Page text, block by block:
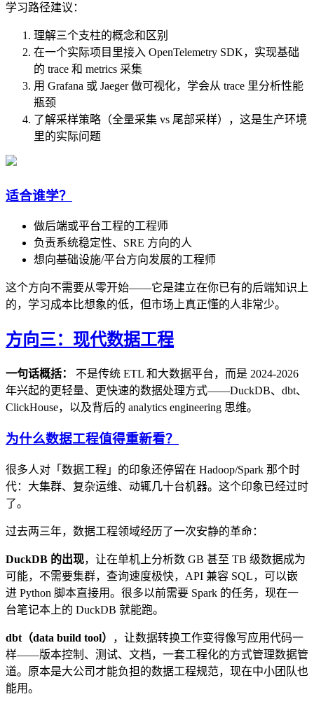
学习路径建议：
理解三个支柱的概念和区别
在一个实际项目里接入 OpenTelemetry SDK，实现基础
的 trace 和 metrics 采集
用 Grafana 或 Jaeger 做可视化，学会从 trace 里分析性能
瓶颈
了解采样策略（全量采集 vs 尾部采样），这是生产环境
里的实际问题
适合谁学？
做后端或平台工程的工程师
负责系统稳定性、SRE 方向的人
想向基础设施/平台方向发展的工程师
这个方向不需要从零开始——它是建立在你已有的后端知识上
的，学习成本比想象的低，但市场上真正懂的人非常少。
方向三：现代数据工程
一句话概括：
不是传统 ETL 和大数据平台，而是 2024-2026
年兴起的更轻量、更快速的数据处理方式——DuckDB、dbt、
ClickHouse，以及背后的 analytics engineering 思维。
为什么数据工程值得重新看？
很多人对「数据工程」的印象还停留在 Hadoop/Spark 那个时
代：大集群、复杂运维、动辄几十台机器。这个印象已经过时
了。
过去两三年，数据工程领域经历了一次安静的革命：
DuckDB 的出现，让在单机上分析数 GB 甚至 TB 级数据成为
可能，不需要集群，查询速度极快，API 兼容 SQL，可以嵌
进 Python 脚本直接用。很多以前需要 Spark 的任务，现在一
台笔记本上的 DuckDB 就能跑。
dbt（data build tool）
，让数据转换工作变得像写应用代码一
样——版本控制、测试、文档，一套工程化的方式管理数据管
道。原本是大公司才能负担的数据工程规范，现在中小团队也
能用。